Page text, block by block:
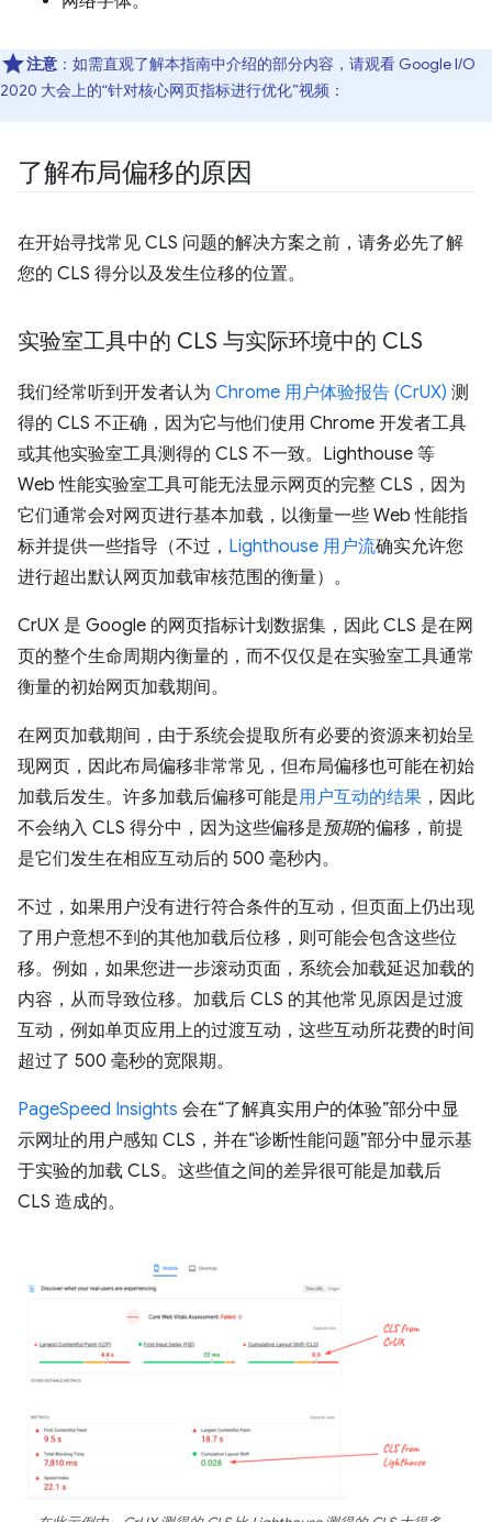
注意 ：如需直观了解本指南中介绍的部分内容，请观看 Google I/O
2020 大会上的“针对核心网页指标进行优化”视频：
了解布局偏移的原因
在开始寻找常见 CLS 问题的解决方案之前，请务必先了解
您的 CLS 得分以及发生位移的位置。
实验室工具中的 CLS 与实际环境中的 CLS
我们经常听到开发者认为 Chrome 用户体验报告 (CrUX) 测
得的 CLS 不正确，因为它与他们使用 Chrome 开发者工具
或其他实验室工具测得的 CLS 不一致。Lighthouse 等
Web 性能实验室工具可能无法显示网页的完整 CLS，因为
它们通常会对网页进行基本加载，以衡量一些 Web 性能指
标并提供一些指导（不过， Lighthouse 用户流确实允许您
进行超出默认网页加载审核范围的衡量）。
CrUX 是 Google 的网页指标计划数据集，因此 CLS 是在网
页的整个生命周期内衡量的，而不仅仅是在实验室工具通常
衡量的初始网页加载期间。
在网页加载期间，由于系统会提取所有必要的资源来初始呈
现网页，因此布局偏移非常常见，但布局偏移也可能在初始
加载后发生。许多加载后偏移可能是用户互动的结果 ，因此
不会纳入 CLS 得分中，因为这些偏移是预期的偏移，前提
是它们发生在相应互动后的 500 毫秒内。
不过，如果用户没有进行符合条件的互动，但页面上仍出现
了用户意想不到的其他加载后位移，则可能会包含这些位
移。例如，如果您进一步滚动页面，系统会加载延迟加载的
内容，从而导致位移。加载后 CLS 的其他常见原因是过渡
互动，例如单页应用上的过渡互动，这些互动所花费的时间
超过了 500 毫秒的宽限期。
PageSpeed Insights 会在“了解真实用户的体验”部分中显
示网址的用户感知 CLS，并在“诊断性能问题”部分中显示基
于实验的加载 CLS。这些值之间的差异很可能是加载后
CLS 造成的。